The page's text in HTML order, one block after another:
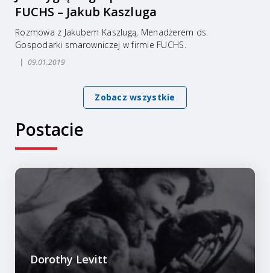
FUCHS – Jakub Kaszluga
Rozmowa z Jakubem Kaszlugą, Menadżerem ds.
Gospodarki smarowniczej w firmie FUCHS.
09.01.2019
Zobacz wszystkie
Postacie
Dorothy Levitt